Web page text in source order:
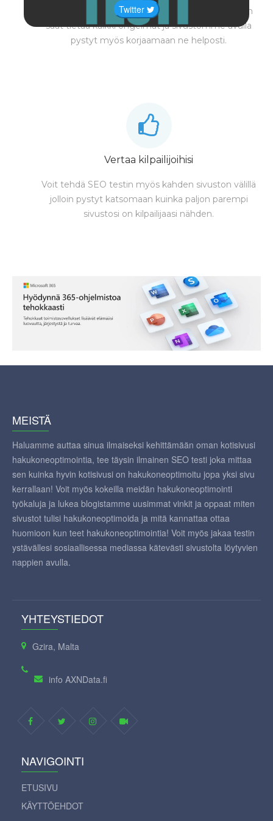
SEO testi testaa sivustosi erittäin kattavasti joten
saat tietää kaikki ongelmat ja sivustomme avulla
pystyt myös korjaamaan ne helposti.
Vertaa kilpailijoihisi
Voit tehdä SEO testin myös kahden sivuston välillä
jolloin pystyt katsomaan kuinka paljon parempi
sivustosi on kilpailijaasi nähden.
MEISTÄ
Haluamme auttaa sinua ilmaiseksi kehittämään oman kotisivusi
hakukoneoptimointia, tee täysin ilmainen SEO testi joka mittaa
sen kuinka hyvin kotisivusi on hakukoneoptimoitu jopa yksi sivu
kerrallaan! Voit myös kokeilla meidän hakukoneoptimointi
työkaluja ja lukea blogistamme uusimmat vinkit ja oppaat miten
sivustot tulisi hakukoneoptimoida ja mitä kannattaa ottaa
huomioon kun teet hakukoneoptimointia! Voit myös jakaa testin
ystävällesi sosiaallisessa mediassa kätevästi sivustolta löytyvien
nappien avulla.
YHTEYSTIEDOT
Gzira, Malta
info AXNData.fi
NAVIGOINTI
ETUSIVU
KÄYTTÖEHDOT
Twitter